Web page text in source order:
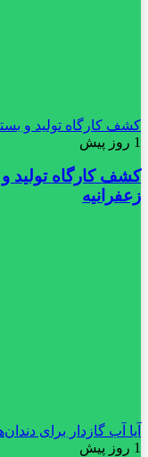
کشف کارگاه تولید و
1 روز پیش
کشف کارگاه تولید
زعفرانیه
آیا آب گازدار برای
1 روز پیش